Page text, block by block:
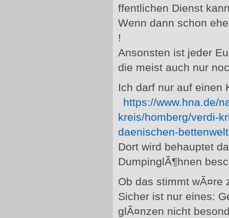
ffentlichen Dienst
Wenn dann schon
!
Ansonsten ist jeder
die meist auch nur
Ich darf nur auf einen
https://www.hna.de/
kreis/homberg/verdi-
daenischen-
Dort wird behauptet
DumpinglÃ¶hnen
Ob das stimmt wÃ¤re
Sicher ist nur eines:
glÃ¤nzen nicht